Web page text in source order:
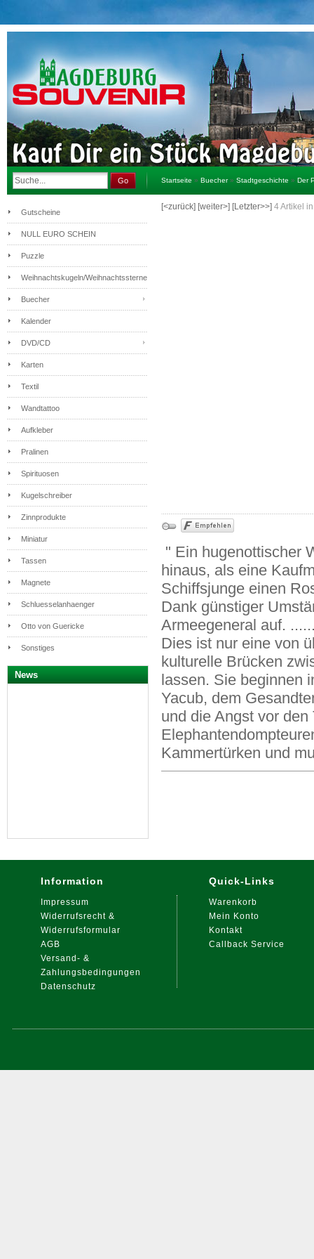
Go Startseite » Buecher» Stadtgeschichte » Der
[<zurück] [weiter>] [Letzter>>] 4Artikel
" Ein hugenottischer
hinaus, als eine
Schiffsjunge einen
Dank günstiger
Armeegeneral auf.
Dies ist nur eine von
kulturelle Brücken
lassen. Sie beginnen
Yacub, dem
und die Angst vor
Kammertürken und
Gutscheine
NULL EURO SCHEIN
Puzzle
Weihnachtskugeln/Weihnachtssterne
Buecher
Kalender
DVD/CD
Karten
Textil
Wandtattoo
Aufkleber
Pralinen
Spirituosen
Kugelschreiber
Zinnprodukte
Miniatur
Tassen
Magnete
Schluesselanhaenger
Otto von Guericke
Sonstiges
News
Information
Impressum
Widerrufsrecht &
Widerrufsformular
AGB
Versand- &
Zahlungsbedingungen
Datenschutz
Quick-Links
Warenkorb
Mein Konto
Kontakt
Callback Service